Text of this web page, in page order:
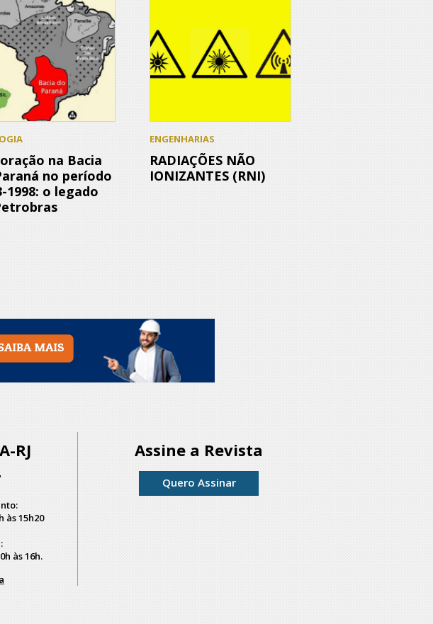
na Bacia
no período
1998: o legado
ENGENHARIAS
RADIAÇÕES NÃO
IONIZANTES (RNI)
RJ
às 15h20
às 16h.
Assine a Revista
Quero Assinar